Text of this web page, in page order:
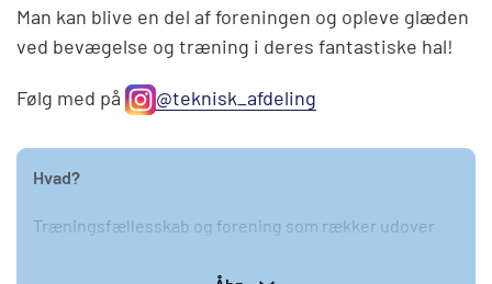
Man kan blive en del af foreningen og opleve glæden
ved bevægelse og træning i deres fantastiske hal!
Følg med på @teknisk_afdeling
Hvad?
Træningsfællesskab og forening som rækker udover